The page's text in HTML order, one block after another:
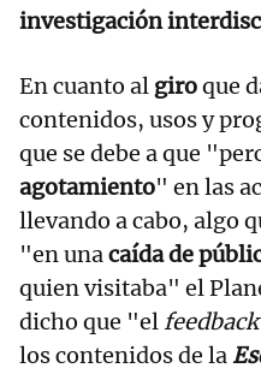
investigación
En cuanto al giroque
contenidos, usos y
que se debe a que
agotamiento" en las
llevando a cabo, algo
"en unacaída de
quien visitaba" el
dicho que "elfeedback
los contenidos de la